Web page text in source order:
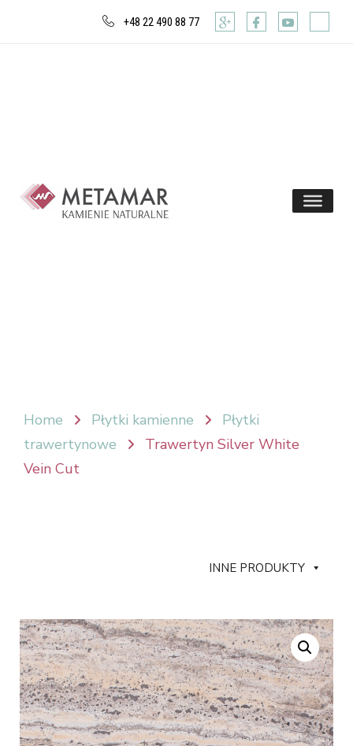
+48 22 490 88 77
Home Płytki kamienne
Płytki
trawertynowe
Trawertyn Silver White
Vein Cut
INNE PRODUKTY